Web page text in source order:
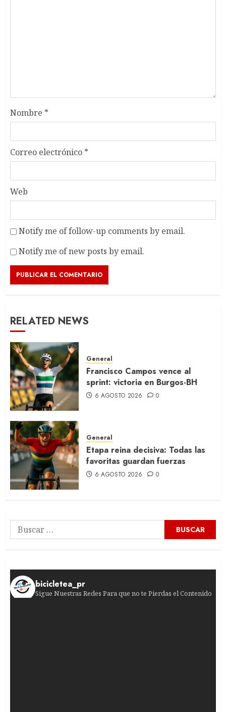
Nombre *
Correo electrónico *
Web
Notify me of follow-up comments by email.
Notify me of new posts by email.
RELATED NEWS
General
Francisco Campos vence al
sprint: victoria en Burgos-BH
6 AGOSTO 2026 0
General
Etapa reina decisiva: Todas las
favoritas guardan fuerzas
6 AGOSTO 2026 0
Buscar:
bicicletea_pr
Sigue Nuestras Redes Para que no te Pierdas el Contenido